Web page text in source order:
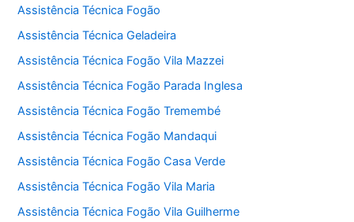
Assistência Técnica Fogão
Assistência Técnica Geladeira
Assistência Técnica Fogão Vila Mazzei
Assistência Técnica Fogão Parada Inglesa
Assistência Técnica Fogão Tremembé
Assistência Técnica Fogão Mandaqui
Assistência Técnica Fogão Casa Verde
Assistência Técnica Fogão Vila Maria
Assistência Técnica Fogão Vila Guilherme